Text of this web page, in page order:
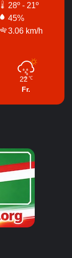
28º - 21º
45%
3.06 km/h
22 ℃
Fr.